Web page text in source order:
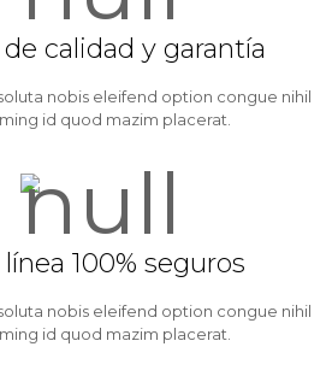
calidad y garantía
nobis eleifend option congue nihil
id quod mazim placerat.
100% seguros
nobis eleifend option congue nihil
id quod mazim placerat.